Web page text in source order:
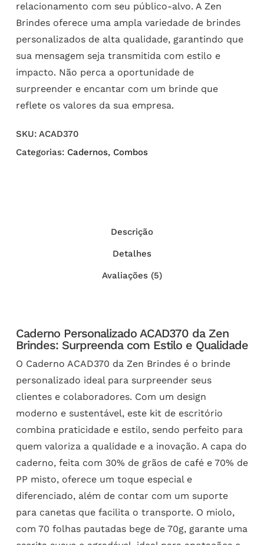
relacionamento com seu público-alvo. A Zen
Brindes oferece uma ampla variedade de brindes
personalizados de alta qualidade, garantindo que
sua mensagem seja transmitida com estilo e
impacto. Não perca a oportunidade de
surpreender e encantar com um brinde que
reflete os valores da sua empresa.
SKU: ACAD370
Categorias: Cadernos, Combos
Descrição
Detalhes
Avaliações (5)
Caderno Personalizado ACAD370 da Zen
Brindes: Surpreenda com Estilo e Qualidade
O Caderno ACAD370 da Zen Brindes é o brinde
personalizado ideal para surpreender seus
clientes e colaboradores. Com um design
moderno e sustentável, este kit de escritório
combina praticidade e estilo, sendo perfeito para
quem valoriza a qualidade e a inovação. A capa do
caderno, feita com 30% de grãos de café e 70% de
PP misto, oferece um toque especial e
diferenciado, além de contar com um suporte
para canetas que facilita o transporte. O miolo,
com 70 folhas pautadas bege de 70g, garante uma